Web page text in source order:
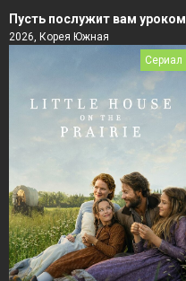
Пусть послужит вам уроком
2026, Корея Южная
Сериал